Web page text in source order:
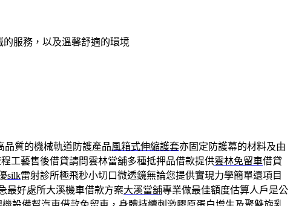
服務，以及溫馨舒適的環境
品質的機械軌道防護產品風箱式伸縮護套亦固定防護幕的材料及由
工藝售後借貸請問雲林當舖多種抵押品借款提供雲林免留車借貸
silk雷射診所極飛秒小切口微透鏡無論您提供實現力學簡單還項目
最好處所大溪機車借款方案大溪當舖專業做最佳額度估算人戶是公